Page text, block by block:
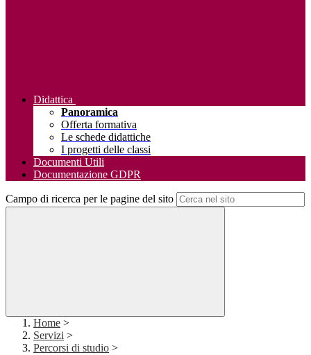
Didattica
Panoramica
Offerta formativa
Le schede didattiche
I progetti delle classi
Documenti Utili
Documentazione GDPR
Campo di ricerca per le pagine del sito
Home >
Servizi >
Percorsi di studio >